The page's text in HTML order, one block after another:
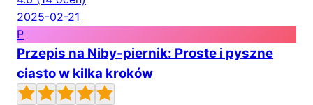
2025-02-21
P
Przepis na Niby-piernik: Proste i pyszne
ciasto w kilka kroków